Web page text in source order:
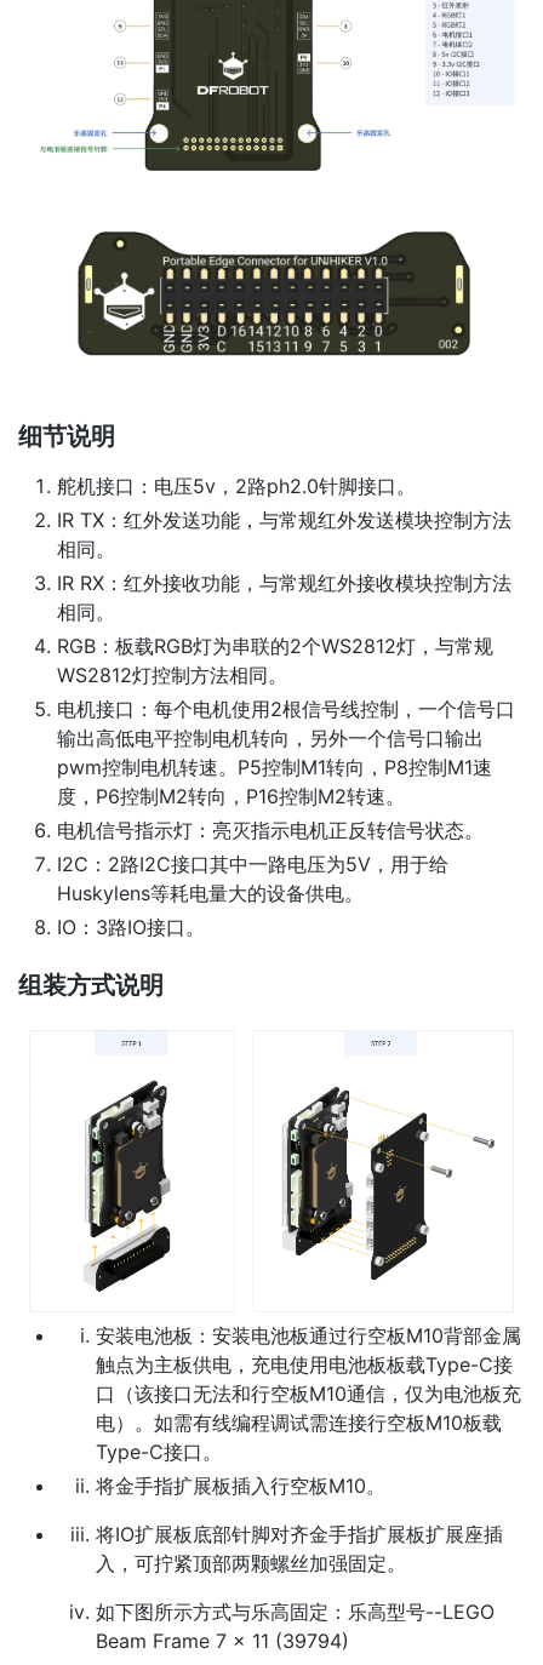
细节说明
舵机接口：电压5v，2路ph2.0针脚接口。
IR TX：红外发送功能，与常规红外发送模块控制方法
相同。
IR RX：红外接收功能，与常规红外接收模块控制方法
相同。
RGB：板载RGB灯为串联的2个WS2812灯，与常规
WS2812灯控制方法相同。
电机接口：每个电机使用2根信号线控制，一个信号口
输出高低电平控制电机转向，另外一个信号口输出
pwm控制电机转速。P5控制M1转向，P8控制M1速
度，P6控制M2转向，P16控制M2转速。
电机信号指示灯：亮灭指示电机正反转信号状态。
I2C：2路I2C接口其中一路电压为5V，用于给
Huskylens等耗电量大的设备供电。
IO：3路IO接口。
组装方式说明
安装电池板：安装电池板通过行空板M10背部金属
触点为主板供电，充电使用电池板板载Type-C接
口（该接口无法和行空板M10通信，仅为电池板充
电）。如需有线编程调试需连接行空板M10板载
Type-C接口。
将金手指扩展板插入行空板M10。
将IO扩展板底部针脚对齐金手指扩展板扩展座插
入，可拧紧顶部两颗螺丝加强固定。
如下图所示方式与乐高固定：乐高型号--LEGO
Beam Frame 7 x 11 (39794)